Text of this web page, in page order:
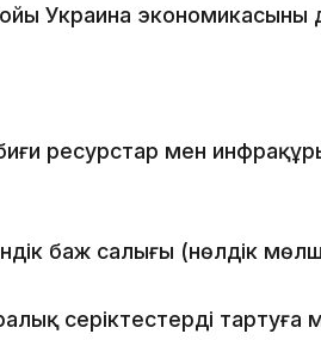
Украина экономикасының
ресурстар мен
баж салығы (нөлдік
серіктестерді тартуға